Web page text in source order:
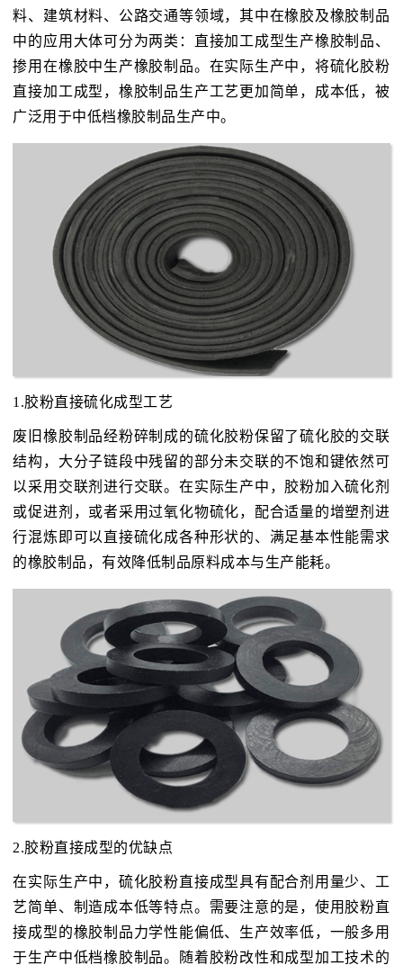
料、建筑材料、公路交通等领域，其中在橡胶及橡胶制品
中的应用大体可分为两类：直接加工成型生产橡胶制品、
掺用在橡胶中生产橡胶制品。在实际生产中，将硫化胶粉
直接加工成型，橡胶制品生产工艺更加简单，成本低，被
广泛用于中低档橡胶制品生产中。
1.胶粉直接硫化成型工艺
废旧橡胶制品经粉碎制成的硫化胶粉保留了硫化胶的交联
结构，大分子链段中残留的部分未交联的不饱和键依然可
以采用交联剂进行交联。在实际生产中，胶粉加入硫化剂
或促进剂，或者采用过氧化物硫化，配合适量的增塑剂进
行混炼即可以直接硫化成各种形状的、满足基本性能需求
的橡胶制品，有效降低制品原料成本与生产能耗。
2.胶粉直接成型的优缺点
在实际生产中，硫化胶粉直接成型具有配合剂用量少、工
艺简单、制造成本低等特点。需要注意的是，使用胶粉直
接成型的橡胶制品力学性能偏低、生产效率低，一般多用
于生产中低档橡胶制品。随着胶粉改性和成型加工技术的